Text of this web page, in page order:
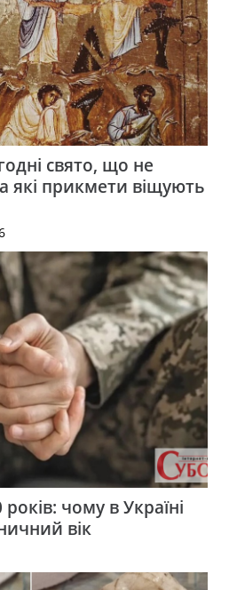
свято, що не
які прикмети віщують
чому в Україні
вік